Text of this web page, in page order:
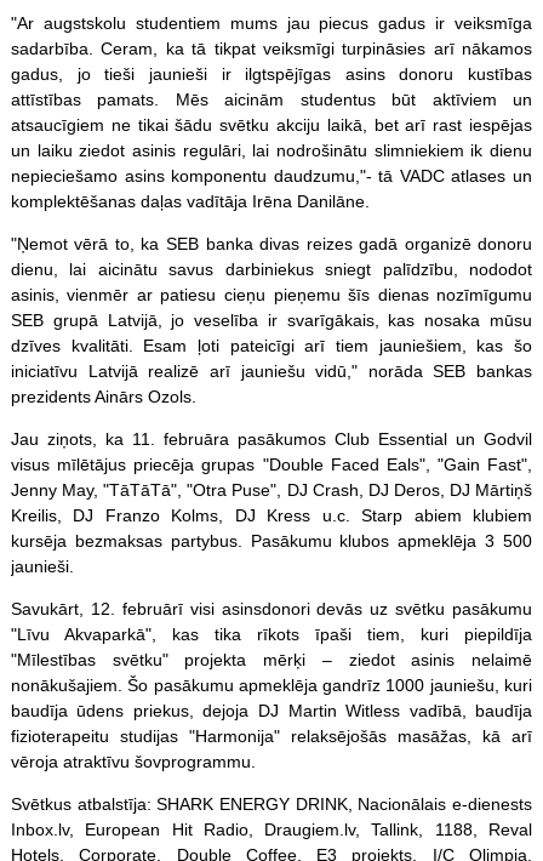
"Ar augstskolu studentiem mums jau piecus gadus ir veiksmīga
sadarbība. Ceram, ka tā tikpat veiksmīgi turpināsies arī nākamos
gadus, jo tieši jaunieši ir ilgtspējīgas asins donoru kustības
attīstības pamats. Mēs aicinām studentus būt aktīviem un
atsaucīgiem ne tikai šādu svētku akciju laikā, bet arī rast iespējas
un laiku ziedot asinis regulāri, lai nodrošinātu slimniekiem ik dienu
nepieciešamo asins komponentu daudzumu,"- tā VADC atlases un
komplektēšanas daļas vadītāja Irēna Danilāne.
"Ņemot vērā to, ka SEB banka divas reizes gadā organizē donoru
dienu, lai aicinātu savus darbiniekus sniegt palīdzību, nododot
asinis, vienmēr ar patiesu cieņu pieņemu šīs dienas nozīmīgumu
SEB grupā Latvijā, jo veselība ir svarīgākais, kas nosaka mūsu
dzīves kvalitāti. Esam ļoti pateicīgi arī tiem jauniešiem, kas šo
iniciatīvu Latvijā realizē arī jauniešu vidū," norāda SEB bankas
prezidents Ainārs Ozols.
Jau ziņots, ka 11. februāra pasākumos Club Essential un Godvil
visus mīlētājus priecēja grupas "Double Faced Eals", "Gain Fast",
Jenny May, "TāTāTā", "Otra Puse", DJ Crash, DJ Deros, DJ Mārtiņš
Kreilis, DJ Franzo Kolms, DJ Kress u.c. Starp abiem klubiem
kursēja bezmaksas partybus. Pasākumu klubos apmeklēja 3 500
jaunieši.
Savukārt, 12. februārī visi asinsdonori devās uz svētku pasākumu
"Līvu Akvaparkā", kas tika rīkots īpaši tiem, kuri piepildīja
"Mīlestības svētku" projekta mērķi – ziedot asinis nelaimē
nonākušajiem. Šo pasākumu apmeklēja gandrīz 1000 jauniešu, kuri
baudīja ūdens priekus, dejoja DJ Martin Witless vadībā, baudīja
fizioterapeitu studijas "Harmonija" relaksējošās masāžas, kā arī
vēroja atraktīvu šovprogrammu.
Svētkus atbalstīja: SHARK ENERGY DRINK, Nacionālais e-dienests
Inbox.lv, European Hit Radio, Draugiem.lv, Tallink, 1188, Reval
Hotels, Corporate, Double Coffee, E3 projekts, I/C Olimpia,